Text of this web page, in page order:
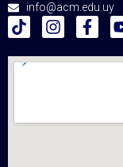
info@acm.edu.uy